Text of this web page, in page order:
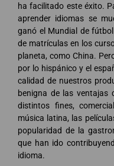
ha facilitado este éxito.
aprender idiomas se
ganó el Mundial de
de matrículas en los
planeta, como China.
por lo hispánico y el
calidad de nuestros
benigna de las ventajas
distintos fines,
música latina, las
popularidad de la
que han ido
idioma.